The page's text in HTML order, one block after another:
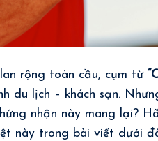
rộng toàn cầu, cụm từ
du lịch – khách sạn.
nhận này mang lại?
này trong bài viết dưới